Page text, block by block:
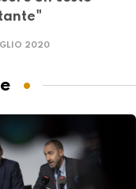
2020